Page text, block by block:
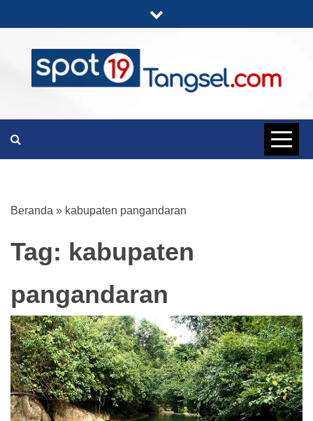
to
content
SPOT19
Beranda » kabupaten pangandaran
Tag: kabupaten
pangandaran